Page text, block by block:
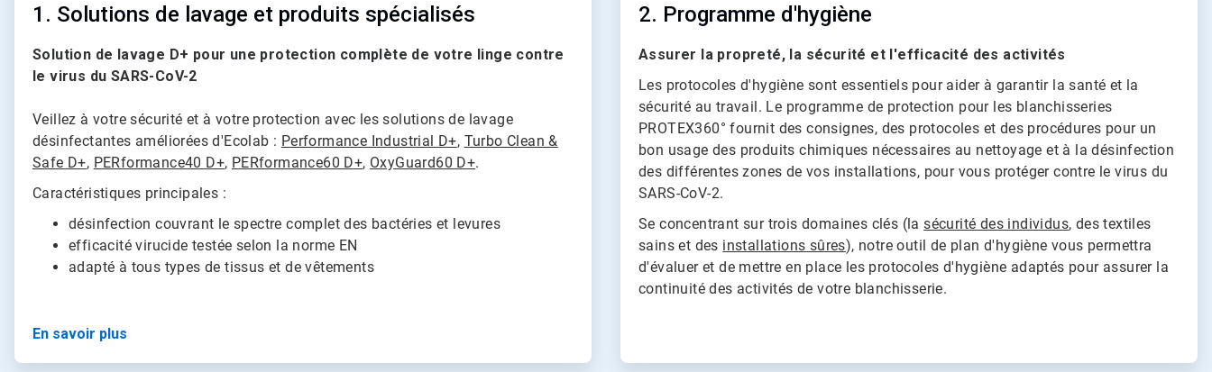
1. Solutions de lavage et produits spécialisés
Solution de lavage D+ pour une protection complète de votre linge contre
le virus du SARS-CoV-2
Veillez à votre sécurité et à votre protection avec les solutions de lavage
désinfectantes améliorées d'Ecolab : Performance Industrial D+, Turbo Clean &
Safe D+, PERformance40 D+, PERformance60 D+, OxyGuard60 D+.
Caractéristiques principales :
désinfection couvrant le spectre complet des bactéries et levures
efficacité virucide testée selon la norme EN
adapté à tous types de tissus et de vêtements
En savoir plus
2. Programme d'hygiène
Assurer la propreté, la sécurité et l'efficacité des activités
Les protocoles d'hygiène sont essentiels pour aider à garantir la santé et la
sécurité au travail. Le programme de protection pour les blanchisseries
PROTEX360° fournit des consignes, des protocoles et des procédures pour un
bon usage des produits chimiques nécessaires au nettoyage et à la désinfection
des différentes zones de vos installations, pour vous protéger contre le virus du
SARS-CoV-2.
Se concentrant sur trois domaines clés (lasécurité des individus, des textiles
sains et des installations sûres), notre outil de plan d'hygiène vous permettra
d'évaluer et de mettre en place les protocoles d'hygiène adaptés pour assurer la
continuité des activités de votre blanchisserie.